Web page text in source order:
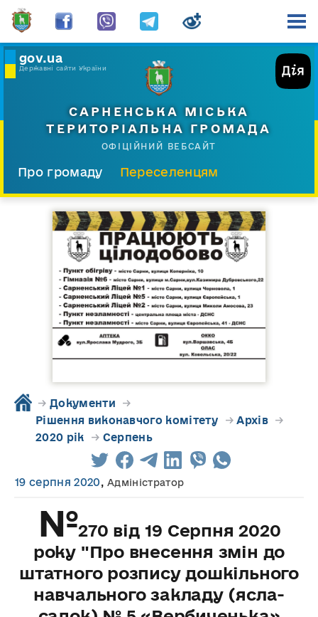
gov.ua
Державні сайти України
САРНЕНСЬКА МІСЬКА
ТЕРИТОРІАЛЬНА ГРОМАДА
ОФІЦІЙНИЙ ВЕБСАЙТ
Про громаду
Переселенцям
Прес-центр
→ Документи →
Рішення виконавчого комітету→Архів→
2020 рік → Серпень
19 серпня 2020,Адміністратор
№270 від 19 Серпня 2020
року "Про внесення змін до
штатного розпису дошкільного
навчального закладу (ясла-